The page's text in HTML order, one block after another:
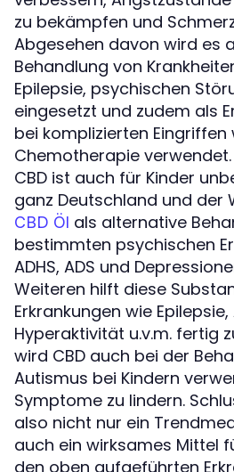
zu bekämpfen und
Abgesehen davon wird es
Behandlung von
Epilepsie, psychischen
eingesetzt und zudem als
bei komplizierten Eingriffen
Chemotherapie verwendet.
CBD ist auch für Kinder
ganz Deutschland und der
CBD Öl als alternative
bestimmten psychischen
ADHS, ADS und
Weiteren hilft diese
Erkrankungen wie
Hyperaktivität u.v.m. fertig
wird CBD auch bei der
Autismus bei Kindern
Symptome zu lindern.
also nicht nur ein
auch ein wirksames Mittel
den oben aufgeführten